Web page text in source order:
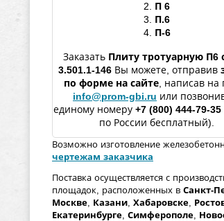
2. П 6
3. П.6
4. П-6
Заказать Плиту тротуарную П6
3.501.1-146 Вы можете, отправив
по форме на сайте , написав на
info@prom-gbi.ru или
единому номеру +7 (800) 444-79-35
по России бесплатный).
Возможно изготовление
чертежам заказчика
Поставка осуществляется с
площадок, расположенных в Санкт-
Москве, Казани, Хабаровске,
Екатеринбурге, Симферополе,